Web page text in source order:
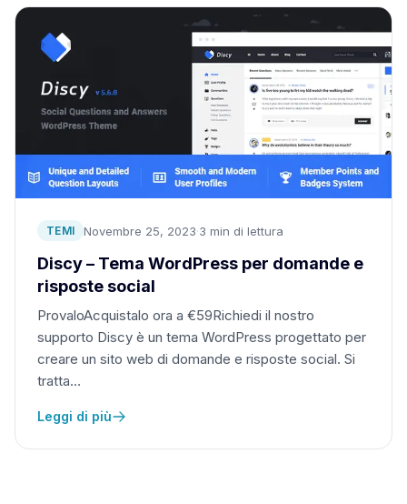
TEMI Novembre 25, 2023·3 min di lettura
Discy – Tema WordPress per domande e
risposte social
ProvaloAcquistalo ora a €59Richiedi il nostro
supporto Discy è un tema WordPress progettato per
creare un sito web di domande e risposte social. Si
tratta…
Leggi di più